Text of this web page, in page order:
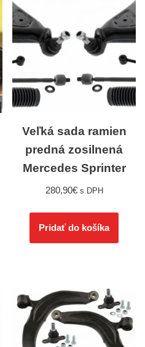
Veľká sada ramien
predná zosilnená
Mercedes Sprinter
280,90€ s DPH
Pridať do košíka